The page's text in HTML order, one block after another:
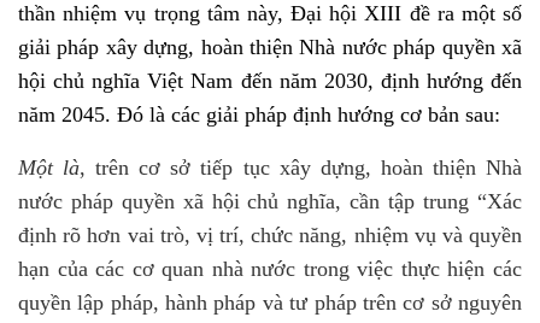
thần nhiệm vụ trọng tâm này, Đại hội XIII đề ra một số
giải pháp xây dựng, hoàn thiện Nhà nước pháp quyền xã
hội chủ nghĩa Việt Nam đến năm 2030, định hướng đến
năm 2045. Đó là các giải pháp định hướng cơ bản sau:
Một là, trên cơ sở tiếp tục xây dựng, hoàn thiện Nhà
nước pháp quyền xã hội chủ nghĩa, cần tập trung “Xác
định rõ hơn vai trò, vị trí, chức năng, nhiệm vụ và quyền
hạn của các cơ quan nhà nước trong việc thực hiện các
quyền lập pháp, hành pháp và tư pháp trên cơ sở nguyên